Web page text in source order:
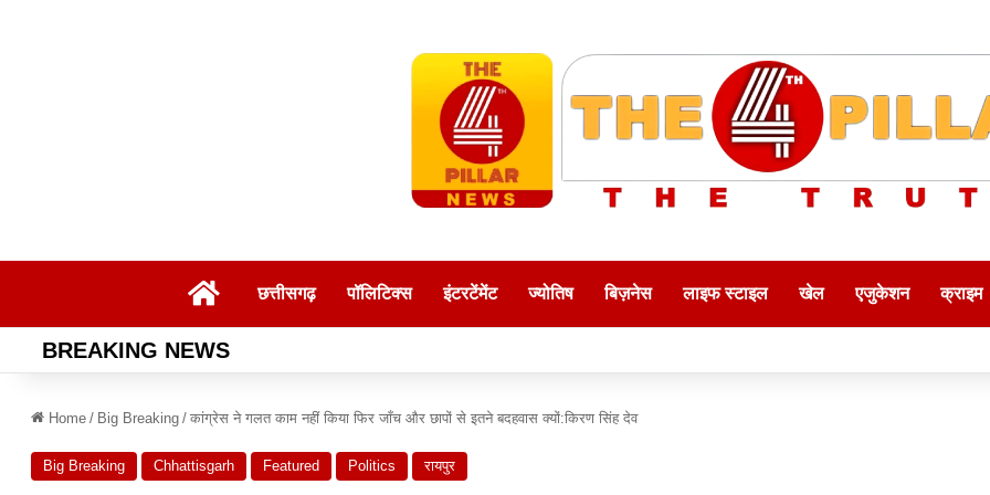
Homeछत्तीसगढ़ पॉलिटिक्स इंटरटेंमेंट ज्योतिष बिज़नेस लाइफ स्टाइल खेल एजुकेशन क्राइम
BREAKING NEWS
Home / Big Breaking / कांग्रेस ने गलत काम नहीं किया फिर जाँच और छापों से इतने बदहवास क्यों:किरण सिंह देव
Big Breaking Chhattisgarh Featured Politics रायपुर